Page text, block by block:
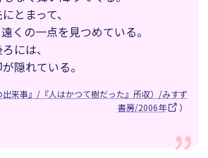
とまって、
くの一点を見つめている。
には、
隠れている。
出来事』/『人はかつて樹だった』所収）/みすず
書房/2006年
）